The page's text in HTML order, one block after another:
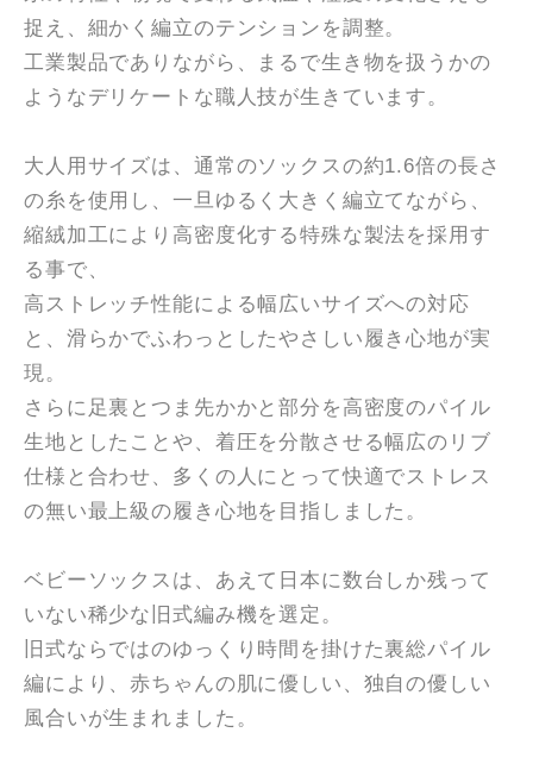
捉え、細かく編立のテンションを調整。
工業製品でありながら、まるで生き物を扱うかの
ようなデリケートな職人技が生きています。
大人用サイズは、通常のソックスの約1.6倍の長さ
の糸を使用し、一旦ゆるく大きく編立てながら、
縮絨加工により高密度化する特殊な製法を採用す
る事で、
高ストレッチ性能による幅広いサイズへの対応
と、滑らかでふわっとしたやさしい履き心地が実
現。
さらに足裏とつま先かかと部分を高密度のパイル
生地としたことや、着圧を分散させる幅広のリブ
仕様と合わせ、多くの人にとって快適でストレス
の無い最上級の履き心地を目指しました。
ベビーソックスは、あえて日本に数台しか残って
いない稀少な旧式編み機を選定。
旧式ならではのゆっくり時間を掛けた裏総パイル
編により、赤ちゃんの肌に優しい、独自の優しい
風合いが生まれました。